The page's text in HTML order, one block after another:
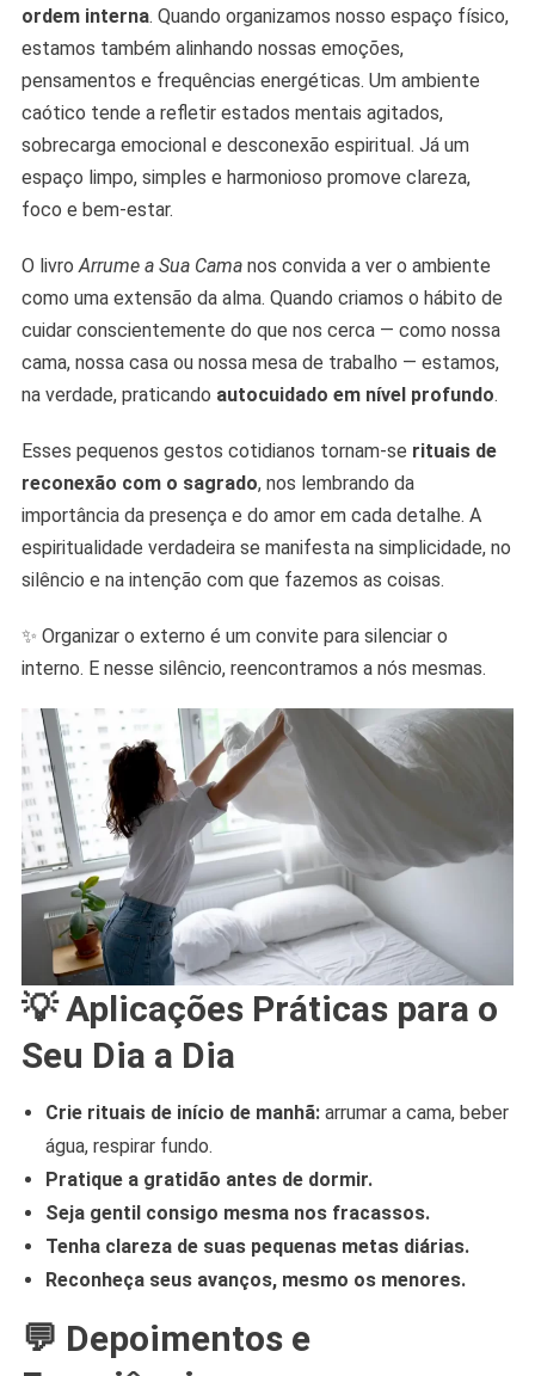
ordem interna. Quando organizamos nosso espaço físico,
estamos também alinhando nossas emoções,
pensamentos e frequências energéticas. Um ambiente
caótico tende a refletir estados mentais agitados,
sobrecarga emocional e desconexão espiritual. Já um
espaço limpo, simples e harmonioso promove clareza,
foco e bem-estar.
O livroArrume a Sua Camanos convida a ver o ambiente
como uma extensão da alma. Quando criamos o hábito de
cuidar conscientemente do que nos cerca — como nossa
cama, nossa casa ou nossa mesa de trabalho — estamos,
na verdade, praticando autocuidado em nível profundo.
Esses pequenos gestos cotidianos tornam-se rituais de
reconexão com o sagrado, nos lembrando da
importância da presença e do amor em cada detalhe. A
espiritualidade verdadeira se manifesta na simplicidade, no
silêncio e na intenção com que fazemos as coisas.
✨ Organizar o externo é um convite para silenciar o
interno. E nesse silêncio, reencontramos a nós mesmas.
💡 Aplicações Práticas para o
Seu Dia a Dia
Crie rituais de início de manhã:arrumar a cama, beber
água, respirar fundo.
Pratique a gratidão antes de dormir.
Seja gentil consigo mesma nos fracassos.
Tenha clareza de suas pequenas metas diárias.
Reconheça seus avanços, mesmo os menores.
💬 Depoimentos e